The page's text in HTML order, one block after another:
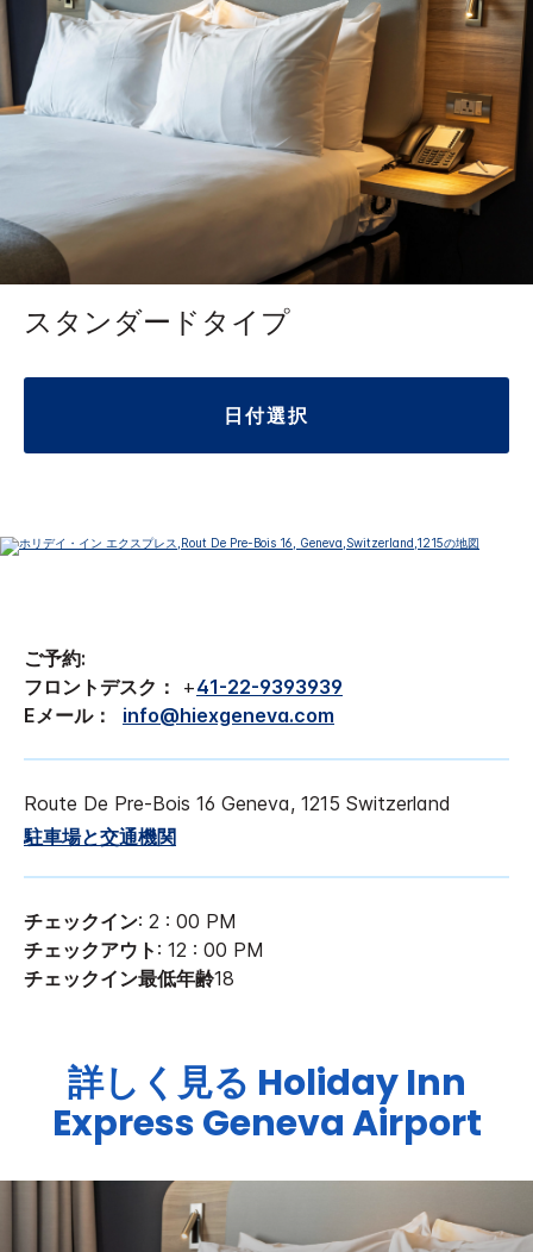
スタンダードタイプ
日付選択
ご予約:
フロントデスク：
+41-22-9393939
Eメール：
info@hiexgeneva.com
Route De Pre-Bois 16 Geneva, 1215 Switzerland
駐車場と交通機関
チェックイン: 2 : 00 PM
チェックアウト : 12 : 00 PM
チェックイン最低年齢18
詳しく見る Holiday Inn
ExpressGeneva Airport